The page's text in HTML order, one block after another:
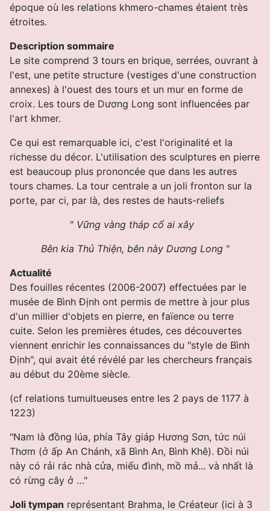
époque où les relations khmero-chames étaient très
étroites.
Description sommaire
Le site comprend 3 tours en brique, serrées, ouvrant à
l'est, une petite structure (vestiges d'une construction
annexes) à l'ouest des tours et un mur en forme de
croix. Les tours de Dương Long sont influencées par
l'art khmer.
Ce qui est remarquable ici, c'est l'originalité et la
richesse du décor. L'utilisation des sculptures en pierre
est beaucoup plus prononcée que dans les autres
tours chames. La tour centrale a un joli fronton sur la
porte, par ci, par là, des restes de hauts-reliefs
" Vững vàng tháp cổ ai xây
Bên kia Thủ Thiện, bên này Dương Long"
Actualité
Des fouilles récentes (2006-2007) effectuées par le
musée de Bình Ðịnh ont permis de mettre à jour plus
d'un millier d'objets en pierre, en faïence ou terre
cuite. Selon les premières études, ces découvertes
viennent enrichir les connaissances du "style de Bình
Ðịnh", qui avait été révélé par les chercheurs français
au début du 20ème siècle.
(cf relations tumultueuses entre les 2 pays de 1177 à
1223)
"Nam là đồng lúa, phía Tây giáp Hương Sơn, tức núi
Thơm (ở ấp An Chánh, xã Bình An, Bình Khê). Ðồi núi
này có rải rác nhà cửa, miếu đình, mồ mả... và nhất là
có rừng cây ở …"
Joli tympan représentant Brahma, le Créateur (ici à 3